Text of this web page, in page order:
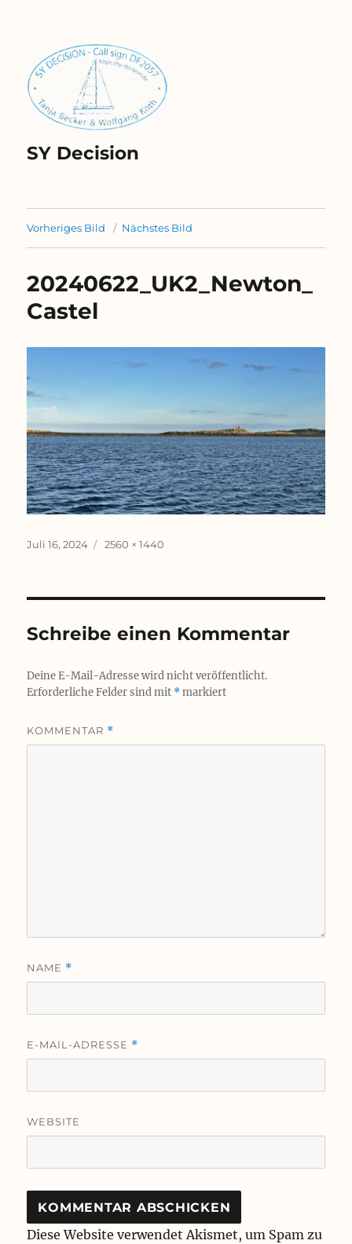
SY Decision
Vorheriges Bild Nächstes Bild
20240622_UK2_Newton_
Castel
Veröffentlicht
Juli 16, 2024 Originalgröße
2560 × 1440
Schreibe einen Kommentar
Deine E-Mail-Adresse wird nicht veröffentlicht.
Erforderliche Felder sind mit *markiert
KOMMENTAR *
NAME *
E-MAIL-ADRESSE *
WEBSITE
Diese Website verwendet Akismet, um Spam zu